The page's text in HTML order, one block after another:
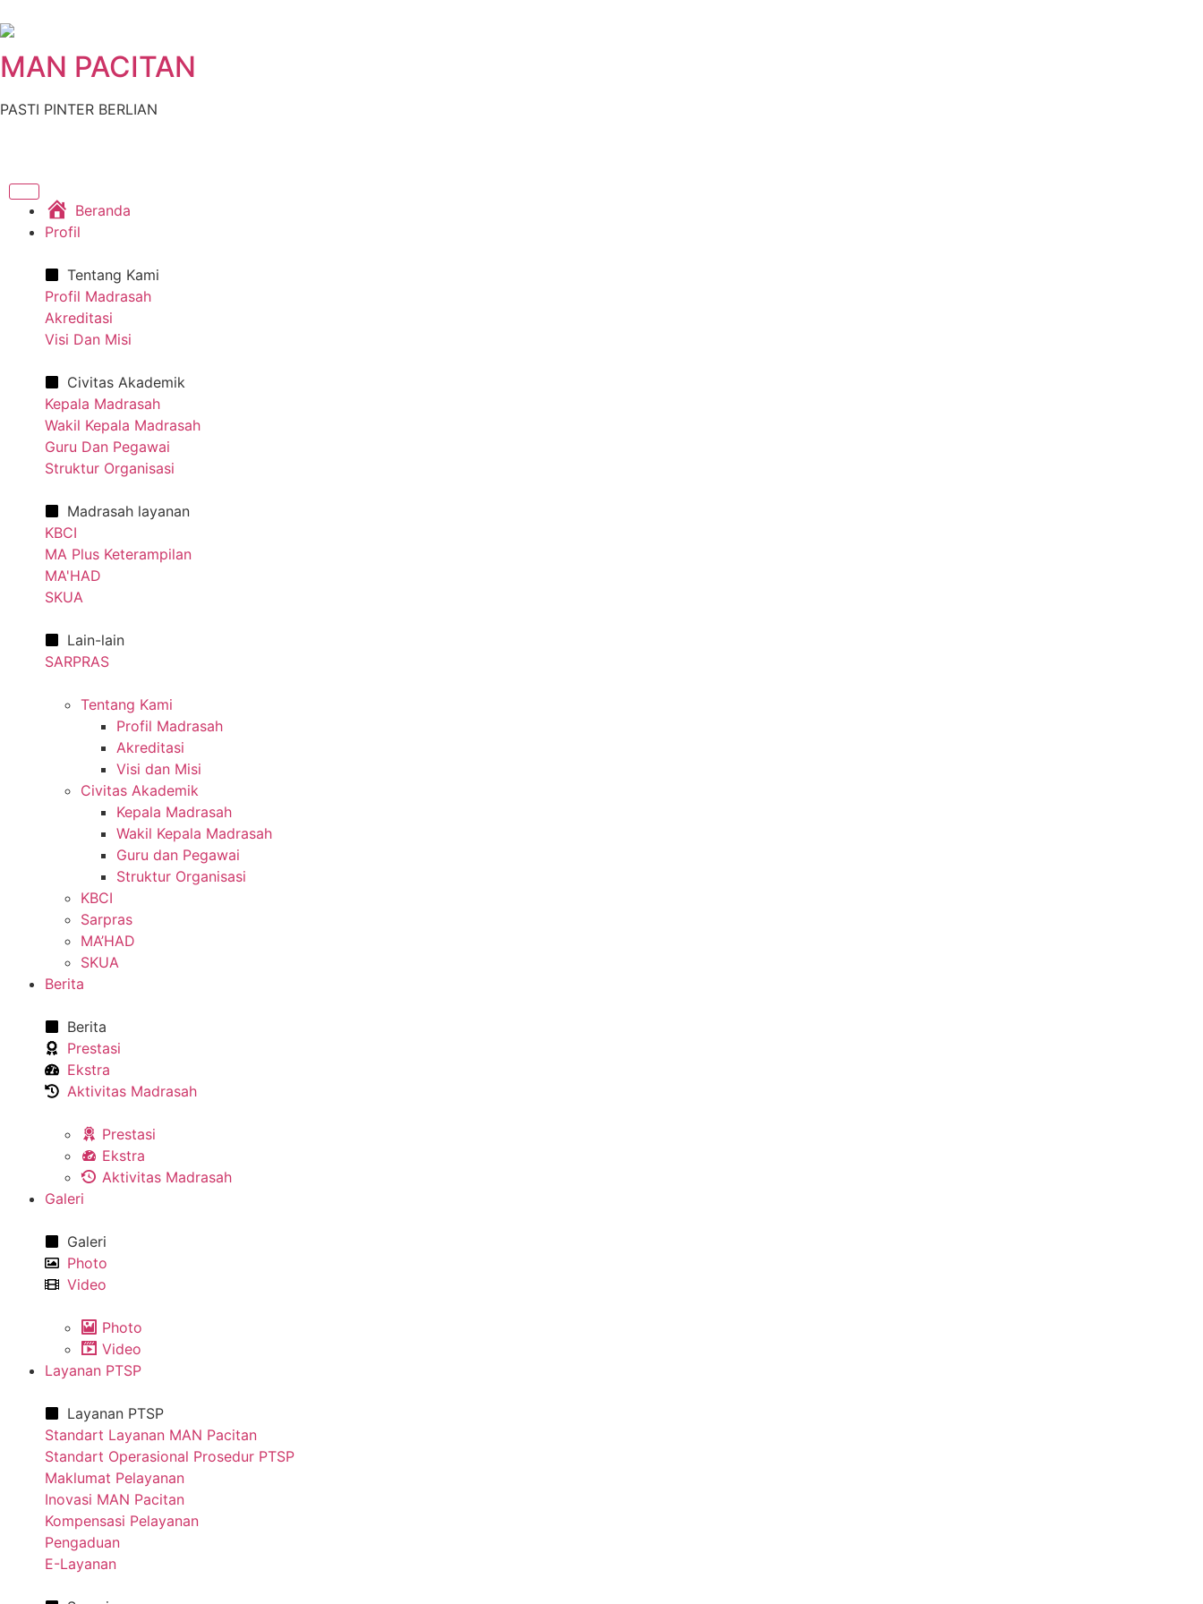
MAN PACITAN
PASTI PINTER BERLIAN
Beranda
Profil
Tentang Kami
Profil Madrasah
Akreditasi
Visi Dan Misi
Civitas Akademik​
Kepala Madrasah
Wakil Kepala Madrasah
Guru Dan Pegawai
Struktur Organisasi
Madrasah layanan
KBCI
MA Plus Keterampilan
MA'HAD
SKUA
Lain-lain
SARPRAS
Tentang Kami
Profil Madrasah
Akreditasi
Visi dan Misi
Civitas Akademik
Kepala Madrasah
Wakil Kepala Madrasah
Guru dan Pegawai
Struktur Organisasi
KBCI
Sarpras
MA’HAD
SKUA
Berita
Berita
Prestasi
Ekstra
Aktivitas Madrasah
Prestasi
Ekstra
Aktivitas Madrasah
Galeri
Galeri
Photo
Video
Photo
Video
Layanan PTSP
Layanan PTSP
Standart Layanan MAN Pacitan
Standart Operasional Prosedur PTSP
Maklumat Pelayanan
Inovasi MAN Pacitan
Kompensasi Pelayanan
Pengaduan
E-Layanan